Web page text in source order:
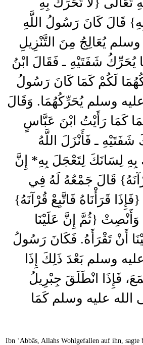
قَالَ كَانَ رَسُولُ اللَّهِ
يُعَالِجُ مِنَ التَّنْزِيلِ
يُحَرِّكُ شَفَتَيْهِ ـ فَقَالَ ابْنُ
لَكُمْ كَمَا كَانَ رَسُولُ
عليه وسلم يُحَرِّكُهُمَا‏.‏ وَقَالَ
كَمَا رَأَيْتُ ابْنَ عَبَّاسٍ
ـ فَأَنْزَلَ اللَّهُ
بِهِ لِسَانَكَ لِتَعْجَلَ بِهِ* إِنَّ
قَالَ جَمْعُهُ لَهُ فِي
قَرَأْنَاهُ فَاتَّبِعْ قُرْآنَهُ‏}‏
‏{‏ثُمَّ إِنَّ عَلَيْنَا
أَنْ تَقْرَأَهُ‏.‏ فَكَانَ رَسُولُ
وسلم بَعْدَ ذَلِكَ إِذَا
فَإِذَا انْطَلَقَ جِبْرِيلُ
الله عليه وسلم كَمَا
Ibn ʿAbbās, Allahs Wohlgefallen auf ihn, sagte